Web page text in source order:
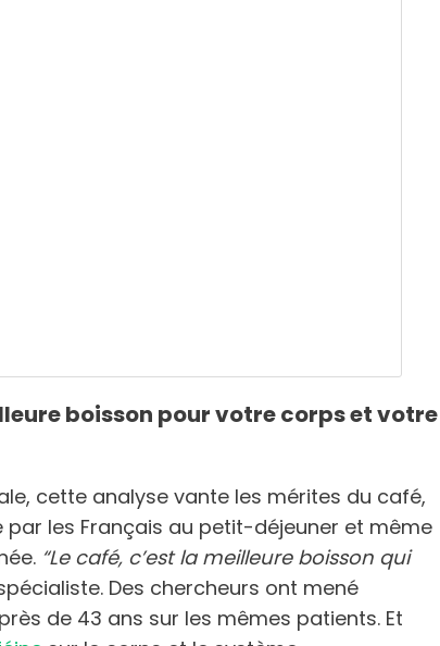
boisson pour votre corps et votre
cette analyse vante les mérites du café,
par les Français au petit-déjeuner et même
“Le café, c’est la meilleure boisson qui
Des chercheurs ont mené
de 43 ans sur les mêmes patients. Et